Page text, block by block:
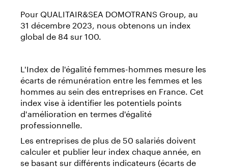
Pour QUALITAIR&SEA DOMOTRANS Group, au
31 décembre 2023, nous obtenons un index
global de 84 sur 100.
L'Index de l'égalité femmes-hommes mesure les
écarts de rémunération entre les femmes et les
hommes au sein des entreprises en France. Cet
index vise à identifier les potentiels points
d'amélioration en termes d'égalité
professionnelle.
Les entreprises de plus de 50 salariés doivent
calculer et publier leur index chaque année, en
se basant sur différents indicateurs (écarts de